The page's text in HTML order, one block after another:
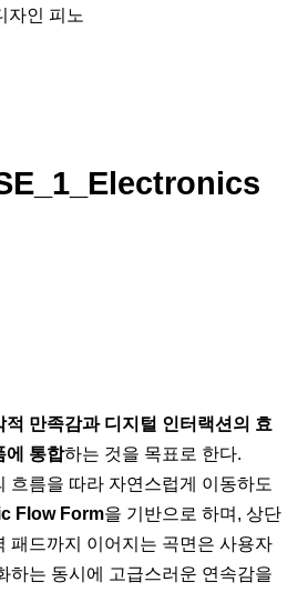
만족감과 디지털 인터랙션의 효
에 통합하는 것을 목표로 한다.
흐름을 따라 자연스럽게 이동하도
Flow Form을 기반으로 하며, 상단
패드까지 이어지는 곡면은 사용자
하는 동시에 고급스러운 연속감을